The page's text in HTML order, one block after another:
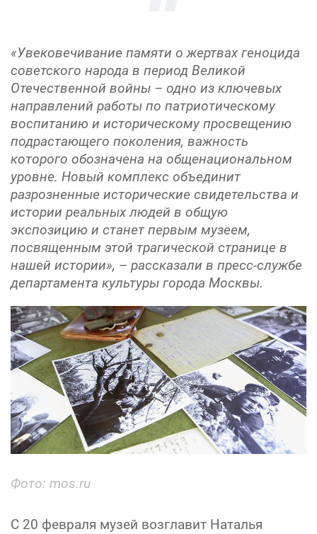
«Увековечивание памяти о жертвах геноцида
советского народа в период Великой
Отечественной войны – одно из ключевых
направлений работы по патриотическому
воспитанию и историческому просвещению
подрастающего поколения, важность
которого обозначена на общенациональном
уровне. Новый комплекс объединит
разрозненные исторические свидетельства и
истории реальных людей в общую
экспозицию и станет первым музеем,
посвященным этой трагической странице в
нашей истории», – рассказали в пресс-службе
департамента культуры города Москвы.
Фото: mos.ru
С 20 февраля музей возглавит Наталья